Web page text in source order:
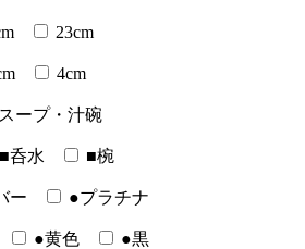
23cm
4cm
ープ・汁碗
■呑水 ■椀
ー ●プラチナ
●黄色 ●黒